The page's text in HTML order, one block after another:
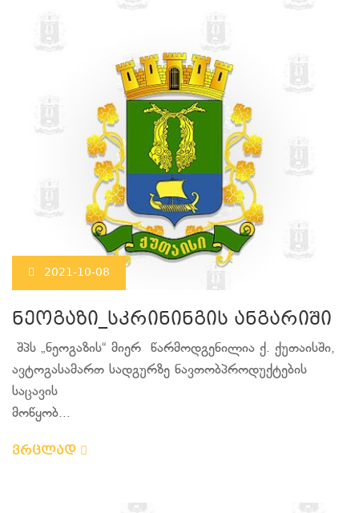
2021-10-08
ნეოგაზი_სკრინინგის ანგარიში
შპს „ნეოგაზის“ მიერ წარმოდგენილია ქ. ქუთაისში,
ავტოგასამართ სადგურზე ნავთობპროდუქტების
საცავის
მოწყობ...
ვრცლად